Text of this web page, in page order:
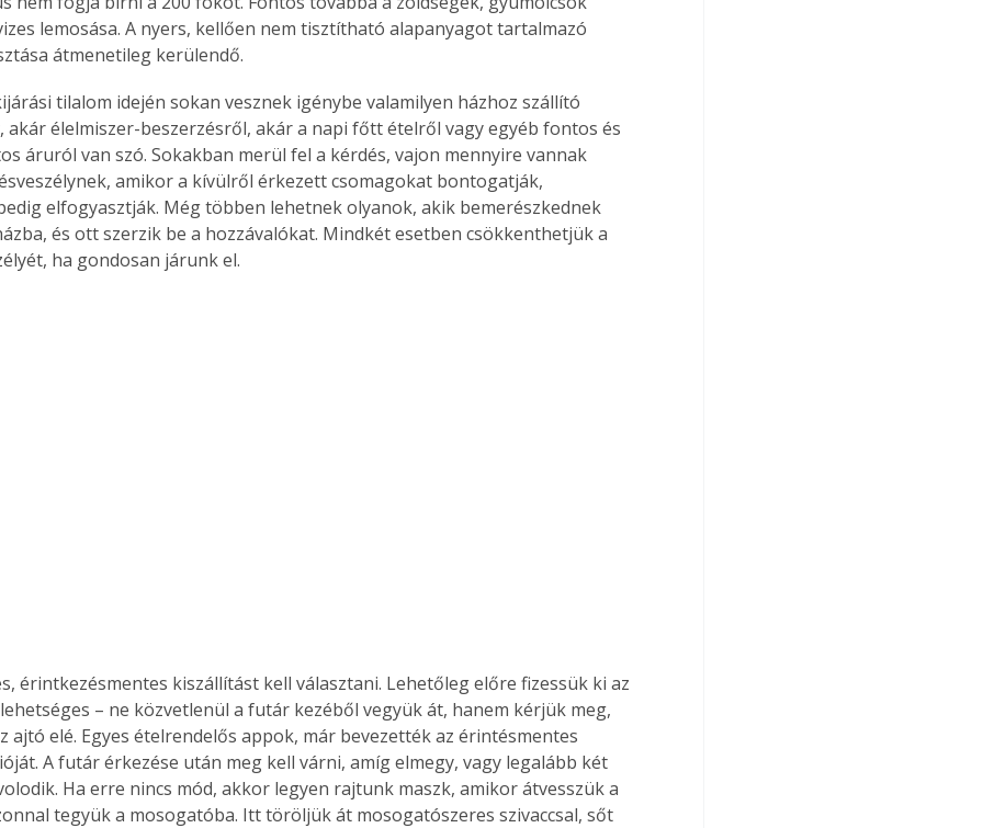
vagy
is
Bárhol,
lemosása. A nyers, kellően nem tisztítható alapanyagot tartalmazó
átmenetileg kerülendő.
tilalom idején sokan vesznek igénybe valamilyen házhoz szállító
akár élelmiszer-beszerzésről, akár a napi főtt ételről vagy egyéb fontos és
áruról van szó. Sokakban merül fel a kérdés, vajon mennyire vannak
amikor a kívülről érkezett csomagokat bontogatják,
elfogyasztják. Még többen lehetnek olyanok, akik bemerészkednek
és ott szerzik be a hozzávalókat. Mindkét esetben csökkenthetjük a
ha gondosan járunk el.
érintkezésmentes kiszállítást kell választani. Lehetőleg előre fizessük ki az
– ne közvetlenül a futár kezéből vegyük át, hanem kérjük meg,
ajtó elé. Egyes ételrendelős appok, már bevezették az érintésmentes
A futár érkezése után meg kell várni, amíg elmegy, vagy legalább két
Ha erre nincs mód, akkor legyen rajtunk maszk, amikor átvesszük a
tegyük a mosogatóba. Itt töröljük át mosogatószeres szivaccsal, sőt